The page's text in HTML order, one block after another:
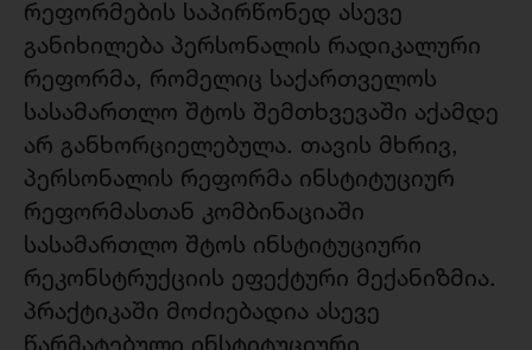
რეფორმების საპირწონედ ასევე
განიხილება პერსონალის რადიკალური
რეფორმა, რომელიც საქართველოს
სასამართლო შტოს შემთხვევაში აქამდე
არ განხორციელებულა. თავის მხრივ,
პერსონალის რეფორმა ინსტიტუციურ
რეფორმასთან კომბინაციაში
სასამართლო შტოს ინსტიტუციური
რეკონსტრუქციის ეფექტური მექანიზმია.
პრაქტიკაში მოძიებადია ასევე
წარმატებული ინსტიტუციური